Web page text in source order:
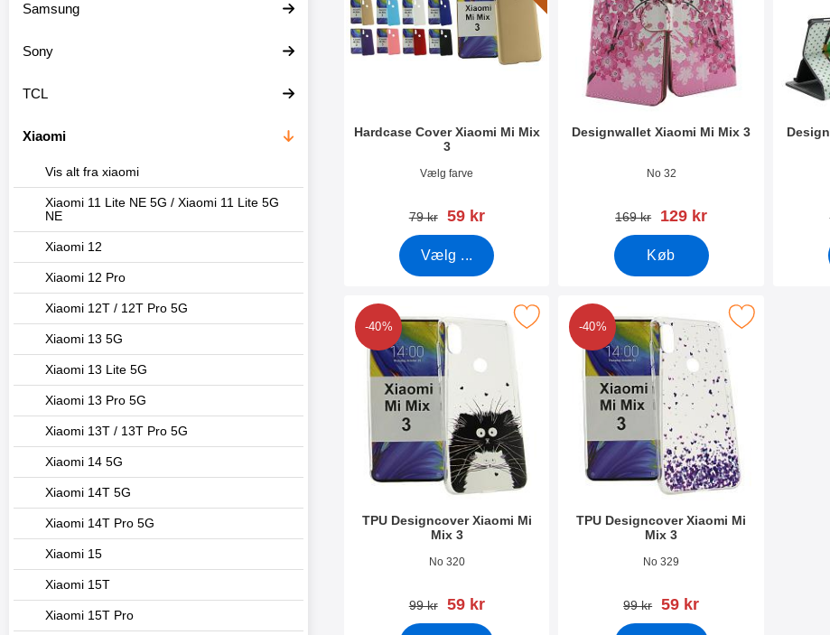
Samsung
Sony
TCL
Xiaomi
Vis alt fra xiaomi
Xiaomi 11 Lite NE 5G / Xiaomi 11 Lite 5G
NE
Xiaomi 12
Xiaomi 12 Pro
Xiaomi 12T / 12T Pro 5G
Xiaomi 13 5G
Xiaomi 13 Lite 5G
Xiaomi 13 Pro 5G
Xiaomi 13T / 13T Pro 5G
Xiaomi 14 5G
Xiaomi 14T 5G
Xiaomi 14T Pro 5G
Xiaomi 15
Xiaomi 15T
Xiaomi 15T Pro
Hardcase Cover Xiaomi Mi Mix
3
Varenr 30201Vælg farve
pris
79 kr pris
59 kr
Vælg ...
Designwallet Xiaomi Mi Mix 3
No 32
pris
169 kr pris
129 kr
Køb
-40%
TPU Designcover Xiaomi Mi
Mix 3
Varenr 30666No 320
pris
99 kr pris
59 kr
Marker tPU Designcover Xiaomi Mi Mix 3 som favorit
-40%
TPU Designcover Xiaomi Mi
Mix 3
Varenr 30660No 329
pris
99 kr pris
59 kr
Marker tPU Designcover Xiaomi Mi Mix